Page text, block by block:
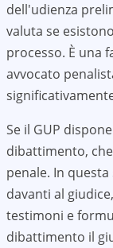
dell'udienza
valuta se
processo. È una
avvocato
Se il GUP
dibattimento,
penale. In
davanti al
testimoni e
dibattimento il